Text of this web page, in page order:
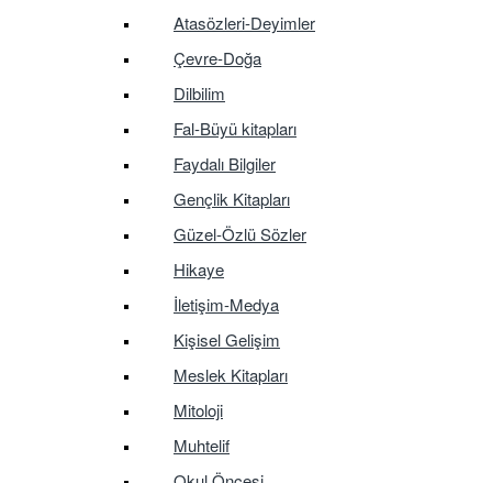
Atasözleri-Deyimler
Çevre-Doğa
Dilbilim
Fal-Büyü kitapları
Faydalı Bilgiler
Gençlik Kitapları
Güzel-Özlü Sözler
Hikaye
İletişim-Medya
Kişisel Gelişim
Meslek Kitapları
Mitoloji
Muhtelif